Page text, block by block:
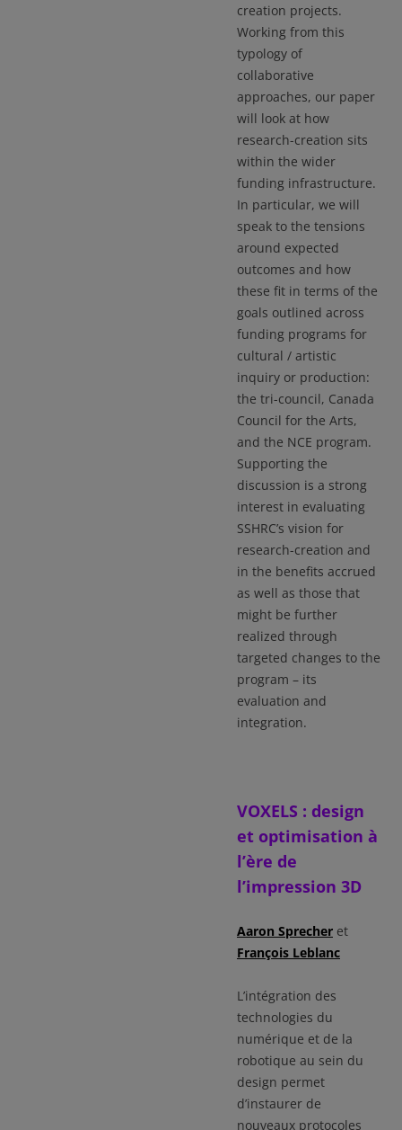
creation projects.
Working from this
typology of
collaborative
approaches, our paper
will look at how
research-creation sits
within the wider
funding infrastructure.
In particular, we will
speak to the tensions
around expected
outcomes and how
these fit in terms of the
goals outlined across
funding programs for
cultural / artistic
inquiry or production:
the tri-council, Canada
Council for the Arts,
and the NCE program.
Supporting the
discussion is a strong
interest in evaluating
SSHRC’s vision for
research-creation and
in the benefits accrued
as well as those that
might be further
realized through
targeted changes to the
program – its
evaluation and
integration.
VOXELS : design
et optimisation à
l’ère de
l’impression 3D
Aaron Sprecher et
François Leblanc
L’intégration des
technologies du
numérique et de la
robotique au sein du
design permet
d’instaurer de
nouveaux protocoles